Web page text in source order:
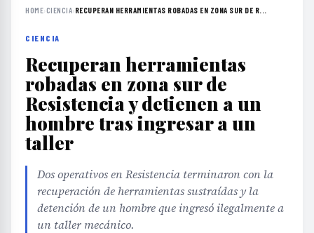
HOME›CIENCIA› RECUPERAN HERRAMIENTAS ROBADAS EN ZONA SUR DE R...
CIENCIA
Recuperan herramientas
robadas en zona sur de
Resistencia y detienen a un
hombre tras ingresar a un
taller
Dos operativos en Resistencia terminaron con la
recuperación de herramientas sustraídas y la
detención de un hombre que ingresó ilegalmente a
un taller mecánico.